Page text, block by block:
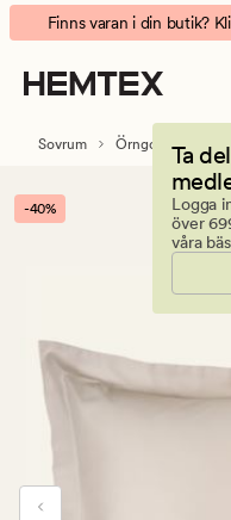
Soft
Satin
örngott
sand
Animerad
banner.
Klicka
på
att
pausa.
Finns varan i din butik?
Ta
Logga
över
våra
Sovrum Örngott
-40%